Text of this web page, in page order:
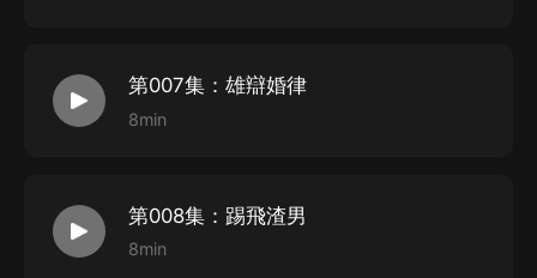
第007集：雄辯婚律
8min
第008集：踢飛渣男
8min